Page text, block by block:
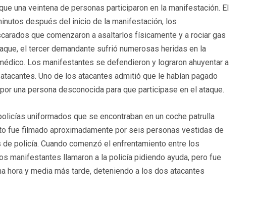
una veintena de personas participaron en la manifestación. El
después del inicio de la manifestación, los
que comenzaron a asaltarlos físicamente y a rociar gas
el tercer demandante sufrió numerosas heridas en la
Los manifestantes se defendieron y lograron ahuyentar a
Uno de los atacantes admitió que le habían pagado
una persona desconocida para que participase en el ataque.
uniformados que se encontraban en un coche patrulla
fue filmado aproximadamente por seis personas vestidas de
policía. Cuando comenzó el enfrentamiento entre los
manifestantes llamaron a la policía pidiendo ayuda, pero fue
hora y media más tarde, deteniendo a los dos atacantes